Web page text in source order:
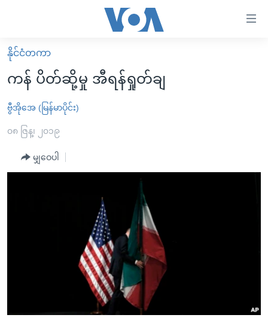
လွယ်ကူ
စေ
Link
များ
အကြောင်းအရာ
မူလစာမျက်နှာ
မြန်မာ
ကမ္ဘာ့သတင်းများ
နိုင်ငံတကာ
တရုတ်
ဗွီဒီယို
ရပ်ဝန်းတခု လမ်းတခု အလွန်
မကြေးမုံရဲ့ အင်္ဂလိပ်စာ
ရုပ်ရှင်ထဲက အင်္ဂလိပ်စာ
သုတပဒေသာ အင်္ဂလိပ်စာ
ရေဒီယိုနှင့်ရုပ်သံ အချက်အလက်များ
ရေဒီယို/တီဗွီအစီအစဉ်
နိုင်ငံတကာ
ကန် ပိတ်ဆို့မှု အီရန်ရှုတ်ချ
ဗွီအိုအေ (မြန်မာပိုင်း)
၀၈ ဇြန္၊ ၂၀၁၉
မျှဝေပါ